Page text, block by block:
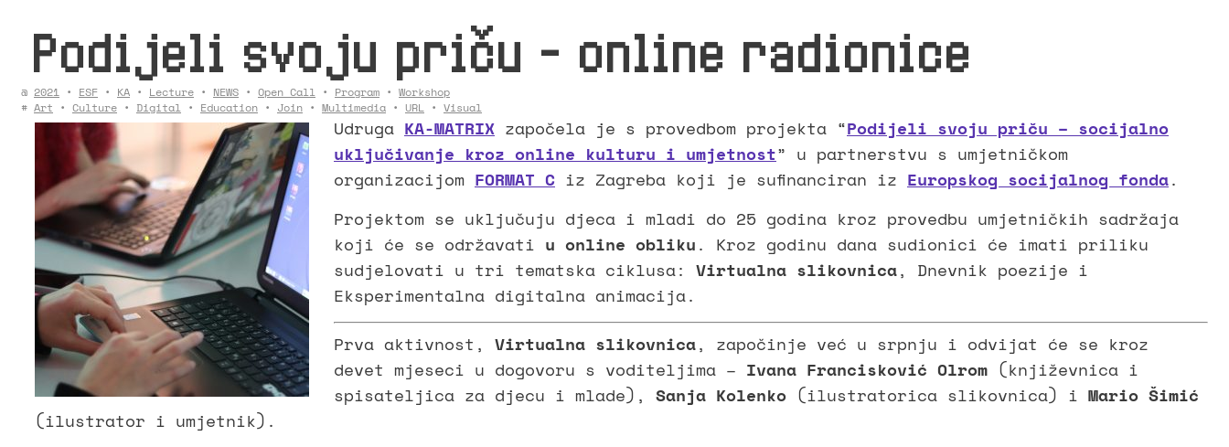
Podijeli svoju priču – online radionice
@ 2021 • ESF • KA • Lecture • NEWS • Open Call • Program • Workshop
# Art • Culture • Digital • Education • Join • Multimedia • URL • Visual
Udruga KA-MATRIX započela je s provedbom projekta “Podijeli svoju priču – socijalno
uključivanje kroz online kulturu i umjetnost” u partnerstvu s umjetničkom
organizacijom FORMAT C iz Zagreba koji je sufinanciran iz Europskog socijalnog fonda.
Projektom se uključuju djeca i mladi do 25 godina kroz provedbu umjetničkih sadržaja
koji će se održavati u online obliku. Kroz godinu dana sudionici će imati priliku
sudjelovati u tri tematska ciklusa: Virtualna slikovnica, Dnevnik poezije i
Eksperimentalna digitalna animacija.
Prva aktivnost, Virtualna slikovnica, započinje već u srpnju i odvijat će se kroz
devet mjeseci u dogovoru s voditeljima – Ivana Francisković Olrom (književnica i
spisateljica za djecu i mlade), Sanja Kolenko (ilustratorica slikovnica) i Mario Šimić
(ilustrator i umjetnik).